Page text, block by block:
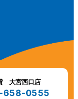
大宮西口店
658-0555